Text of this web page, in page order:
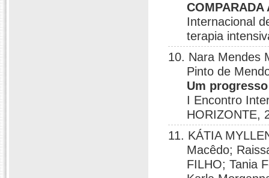
COMPARADA
Internacional
terapia
10. Nara Mendes
Pinto de
Um
I Encontro
HORIZONTE,
11. KÁTIA
Macêdo;
FILHO; Tania